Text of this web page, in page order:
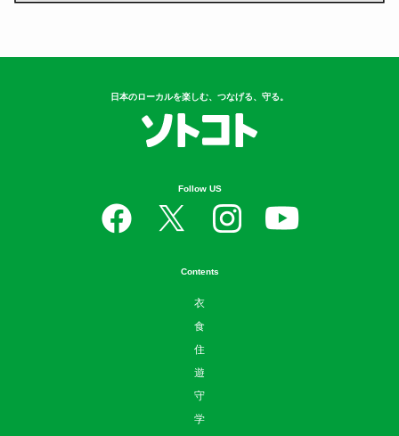
日本のローカルを楽しむ、つなげる、守る。
Follow US
Contents
衣
食
住
遊
守
学